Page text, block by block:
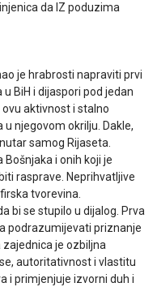
da IZ poduzima
je hrabrosti napraviti prvi
BiH i dijaspori pod jedan
ovu aktivnost i stalno
njegovom okrilju. Dakle,
samog Rijaseta.
i onih koji je
rasprave. Neprihvatljive
tvorevina.
bi se stupilo u dijalog. Prva
podrazumijevati priznanje
je ozbiljna
autoritativnost i vlastitu
i primjenjuje izvorni duh i